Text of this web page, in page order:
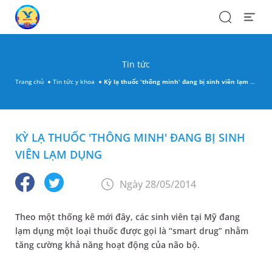
SearchOpen
Tin tức
Trang chủ Tin tức y khoa Kỳ lạ thuốc 'thông minh' đang bị sinh viên lạm dụng
KỲ LẠ THUỐC 'THÔNG MINH' ĐANG BỊ SINH
VIÊN LẠM DỤNG
Ngày 28/05/2014
Theo một thống kê mới đây, các sinh viên tại Mỹ đang
lạm dụng một loại thuốc được gọi là “smart drug” nhằm
tăng cường khả năng hoạt động của não bộ.